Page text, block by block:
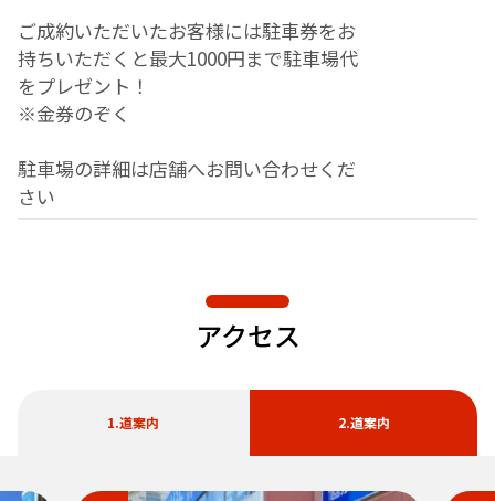
ご成約いただいたお客様には駐車券をお
持ちいただくと最大1000円まで駐車場代
をプレゼント！
※金券のぞく
駐車場の詳細は店舗へお問い合わせくだ
さい
アクセス
1.道案内 2.道案内